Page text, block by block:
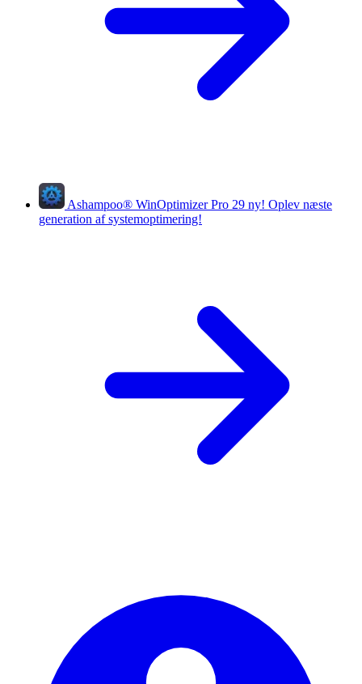
Ashampoo® WinOptimizer Pro 29 ny! Oplev næste
generation af systemoptimering!